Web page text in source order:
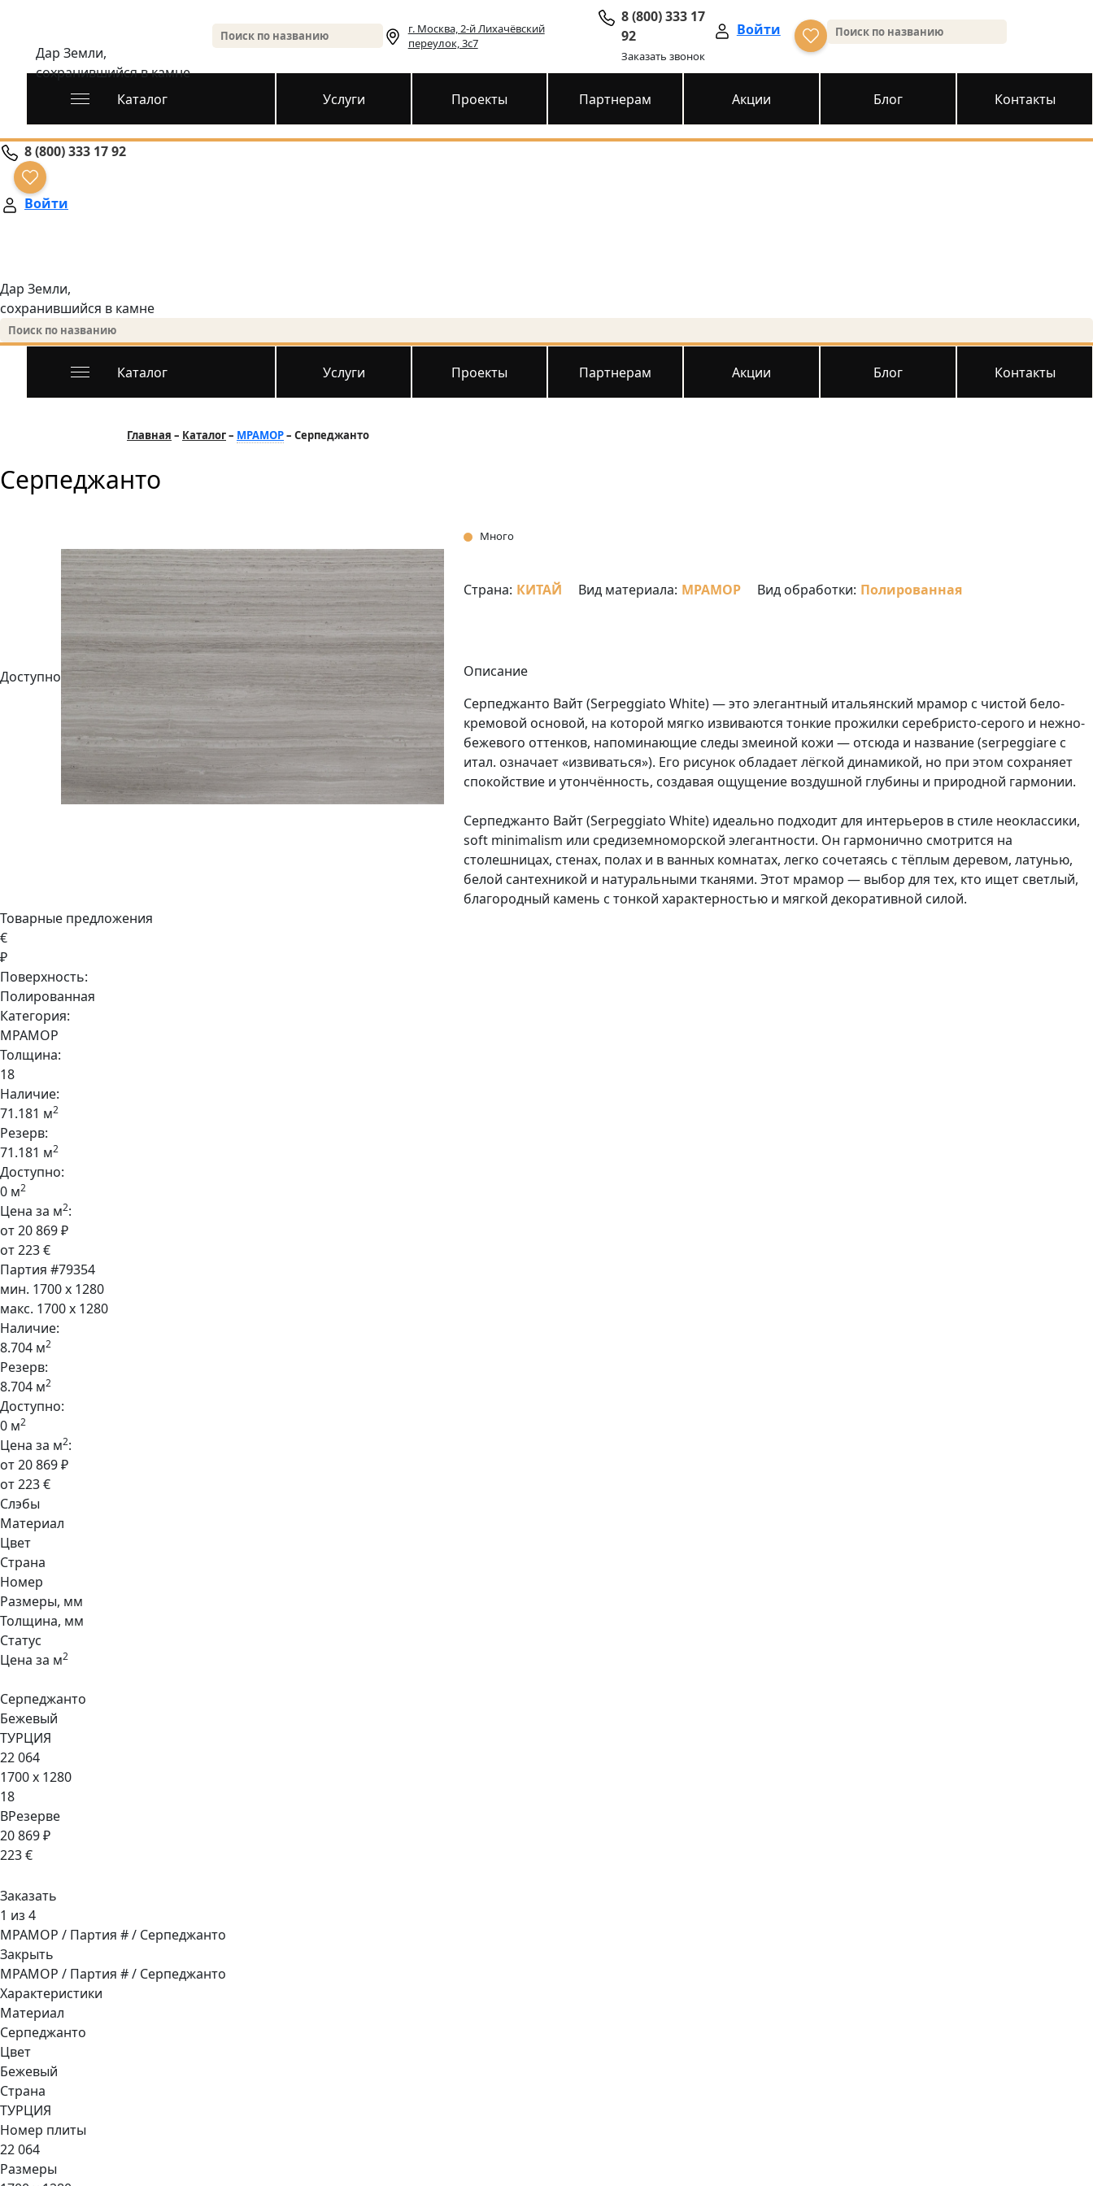
Дар Земли,
сохранившийся в камне
г. Москва, 2-й Лихачёвский
переулок, 3с7
8 (800) 333 17
92
Заказать звонок
Войти
Каталог Услуги Проекты Партнерам Акции Блог Контакты
8 (800) 333 17 92
Войти
Дар Земли,
сохранившийся в камне
Каталог Услуги Проекты Партнерам Акции Блог Контакты
Главная Каталог МРАМОР Серпеджанто
Серпеджанто
Доступно
Много
Страна: КИТАЙ Вид материала: МРАМОР Вид обработки: Полированная
Описание
Серпеджанто Вайт (Serpeggiato White) — это элегантный итальянский мрамор с чистой бело-
кремовой основой, на которой мягко извиваются тонкие прожилки серебристо-серого и нежно-
бежевого оттенков, напоминающие следы змеиной кожи — отсюда и название (serpeggiare с
итал. означает «извиваться»). Его рисунок обладает лёгкой динамикой, но при этом сохраняет
спокойствие и утончённость, создавая ощущение воздушной глубины и природной гармонии.
Серпеджанто Вайт (Serpeggiato White) идеально подходит для интерьеров в стиле неоклассики,
soft minimalism или средиземноморской элегантности. Он гармонично смотрится на
столешницах, стенах, полах и в ванных комнатах, легко сочетаясь с тёплым деревом, латунью,
белой сантехникой и натуральными тканями. Этот мрамор — выбор для тех, кто ищет светлый,
благородный камень с тонкой характерностью и мягкой декоративной силой.
Товарные предложения
€
₽
Поверхность:
Полированная
Категория:
МРАМОР
Толщина:
18
Наличие:
71.181 м2
Резерв:
71.181 м2
Доступно:
0 м2
Цена за м2:
от 20 869 ₽
от 223 €
Партия #79354
мин. 1700 x 1280
макс. 1700 x 1280
Наличие:
8.704 м2
Резерв:
8.704 м2
Доступно:
0 м2
Цена за м2:
от 20 869 ₽
от 223 €
Слэбы
Материал
Цвет
Страна
Номер
Размеры, мм
Толщина, мм
Статус
Цена за м2
Серпеджанто
Бежевый
ТУРЦИЯ
22 064
1700 x 1280
18
ВРезерве
20 869 ₽
223 €
Заказать
1 из 4
МРАМОР / Партия # / Серпеджанто
Закрыть
МРАМОР / Партия # / Серпеджанто
Характеристики
Материал
Серпеджанто
Цвет
Бежевый
Страна
ТУРЦИЯ
Номер плиты
22 064
Размеры